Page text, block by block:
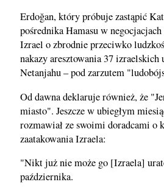
Erdoğan, który próbuje zastąpić
pośrednika Hamasu w
Izrael o zbrodnie przeciwko
nakazy aresztowania 37
Netanjahu – pod zarzutem
Od dawna deklaruje również, że
miasto". Jeszcze w ubiegłym
rozmawiał ze swoimi doradcami o
zaatakowania Izraela:
"Nikt już nie może go [Izraela]
października.